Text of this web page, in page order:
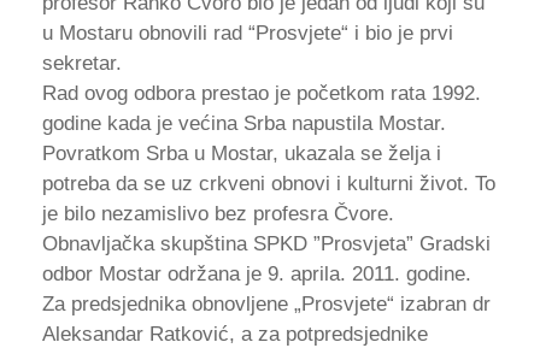
u Mostaru obnovili rad “Prosvjete“ i bio je prvi
sekretar.
Rad ovog odbora prestao je početkom rata 1992.
godine kada je većina Srba napustila Mostar.
Povratkom Srba u Mostar, ukazala se želja i
potreba da se uz crkveni obnovi i kulturni život. To
je bilo nezamislivo bez profesra Čvore.
Obnavljačka skupština SPKD ”Prosvjeta” Gradski
odbor Mostar održana je 9. aprila. 2011. godine.
Za predsjednika obnovljene „Prosvjete“ izabran dr
Aleksandar Ratković, a za potpredsjednike